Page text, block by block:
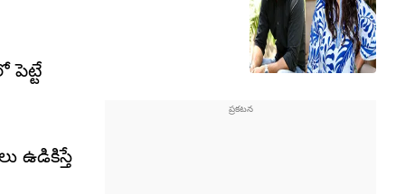
పెట్టే
ఉడికిస్తే